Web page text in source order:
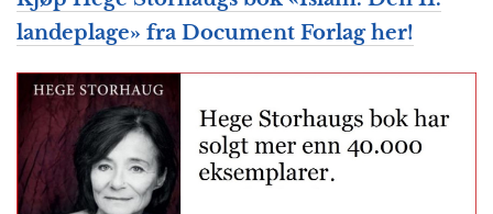
landeplage» fra Document Forlag her!